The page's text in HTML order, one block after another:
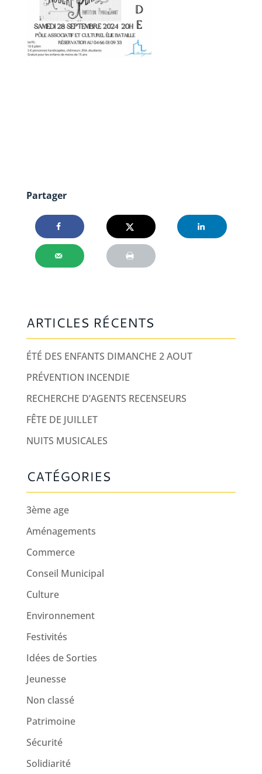
Partager
ARTICLES RÉCENTS
ÉTÉ DES ENFANTS DIMANCHE 2 AOUT
PRÉVENTION INCENDIE
RECHERCHE D’AGENTS RECENSEURS
FÊTE DE JUILLET
NUITS MUSICALES
CATÉGORIES
3ème age
Aménagements
Commerce
Conseil Municipal
Culture
Environnement
Festivités
Idées de Sorties
Jeunesse
Non classé
Patrimoine
Sécurité
Solidiarité